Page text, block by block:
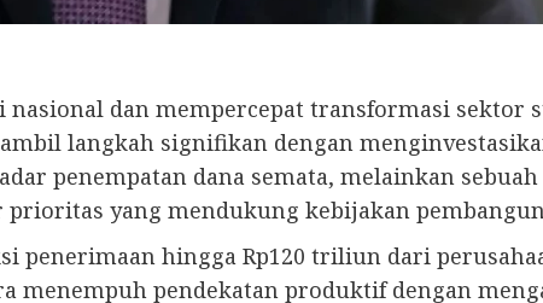
dan mempercepat transformasi sektor
langkah signifikan dengan
penempatan dana semata, melainkan
yang mendukung kebijakan
penerimaan hingga Rp120 triliun dari
menempuh pendekatan produktif dengan